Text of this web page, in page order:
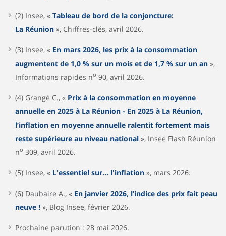
(2) Insee, « Tableau de bord de la conjoncture:
La Réunion », Chiffres-clés, avril 2026.
(3) Insee, « En mars 2026, les prix à la consommation
augmentent de 1,0 % sur un mois et de 1,7 % sur un an »,
Informations rapides no 90, avril 2026.
(4) Grangé C., « Prix à la consommation en moyenne
annuelle en 2025 à La Réunion - En 2025 à La Réunion,
l’inflation en moyenne annuelle ralentit fortement mais
reste supérieure au niveau national », Insee Flash Réunion
no 309, avril 2026.
(5) Insee, « L'essentiel sur… l'inflation », mars 2026.
(6) Daubaire A., « En janvier 2026, l’indice des prix fait peau
neuve ! », Blog Insee, février 2026.
Prochaine parution : 28 mai 2026.